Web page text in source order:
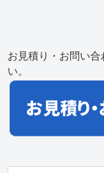
お見積り・お問い
い。